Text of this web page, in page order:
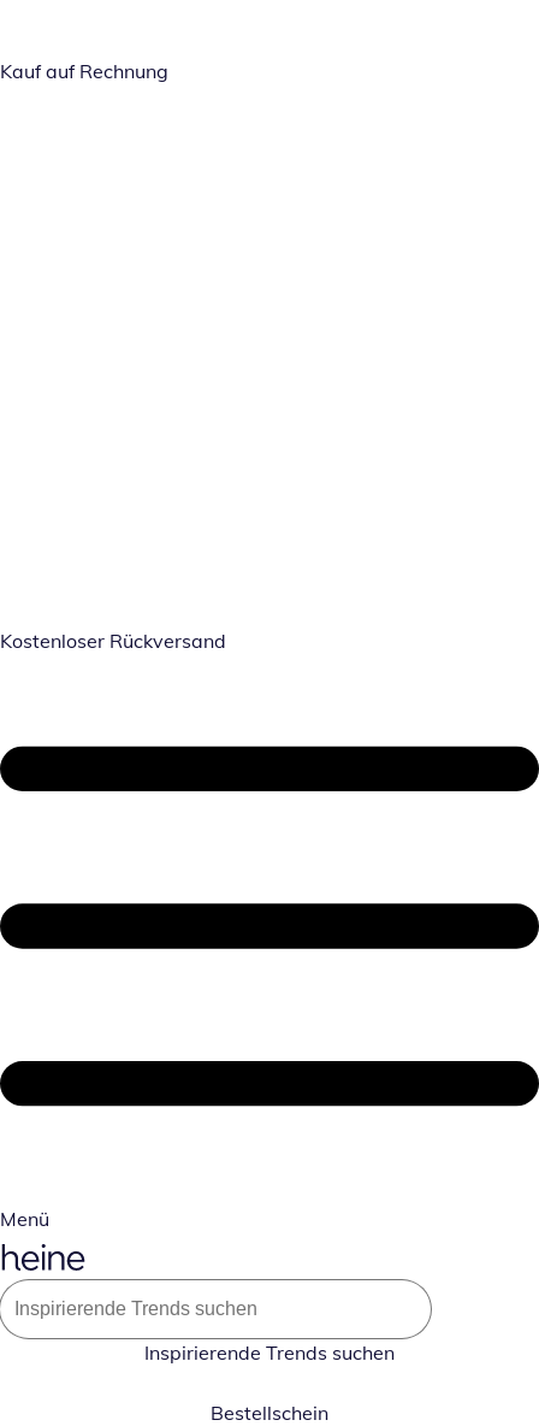
Kauf auf Rechnung
Kostenloser Rückversand
Menü
Inspirierende Trends suchen
Bestellschein